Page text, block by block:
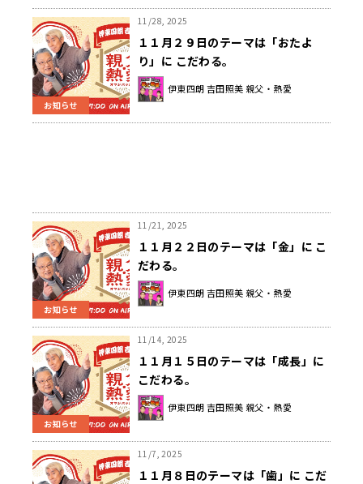
お知らせ
11/28, 2025
１１月２９日のテーマは「おたよ
り」に こだわる。
伊東四朗 吉田照美 親父・熱愛
お知らせ
11/21, 2025
１１月２２日のテーマは「金」に こ
だわる。
伊東四朗 吉田照美 親父・熱愛
お知らせ
11/14, 2025
１１月１５日のテーマは「成長」に
こだわる。
伊東四朗 吉田照美 親父・熱愛
11/7, 2025
１１月８日のテーマは「歯」に こだ